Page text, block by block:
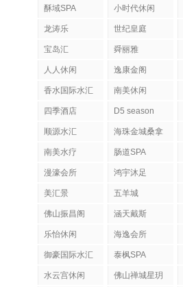
酥域SPA 小时代休闲
龙涛乐 世纪皇庭
宝岛汇 舜丽雅
人人休闲 逸康金阁
香水国际水汇 南美休闲
四季酒店 D5 season
顺源水汇 海珠金城桑拿
南美水疗 肠道SPA
漫濠会所 鸿宇沐足
美汇景 五羊城
佛山振昌阁 涵天戴斯
乐怡休闲 海逸会所
御豪国际水汇 泰枫SPA
水云宫休闲
佛山禅城星玥